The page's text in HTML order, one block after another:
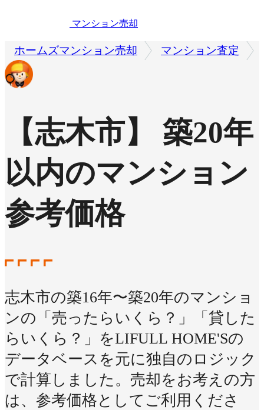
マンション売却
ホームズマンション売却 マンション査定
【志木市】 築20年
以内のマンション
参考価格
志木市の築16年〜築20年のマンショ
ンの「売ったらいくら？」「貸した
らいくら？」をLIFULL HOME'Sの
データベースを元に独自のロジック
で計算しました。売却をお考えの方
は、参考価格としてご利用くださ